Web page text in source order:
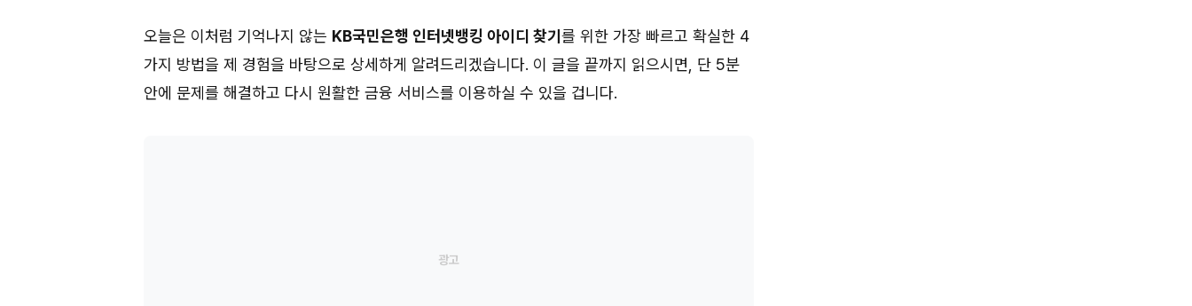
오늘은 이처럼 기억나지 않는 KB국민은행 인터넷뱅킹 아이디 찾기 를 위한 가장 빠르고 확실한 4
가지 방법을 제 경험을 바탕으로 상세하게 알려드리겠습니다. 이 글을 끝까지 읽으시면, 단 5분
안에 문제를 해결하고 다시 원활한 금융 서비스를 이용하실 수 있을 겁니다.